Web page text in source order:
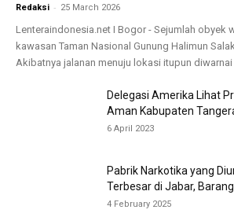
Redaksi - 25 March 2026
Lenteraindonesia.net I Bogor - Sejumlah obyek
kawasan Taman Nasional Gunung Halimun
Akibatnya jalanan menuju lokasi itupun
Delegasi Amerika Lihat
Aman Kabupaten
6 April 2023
Pabrik Narkotika yang
Terbesar di Jabar, Barang
4 February 2025